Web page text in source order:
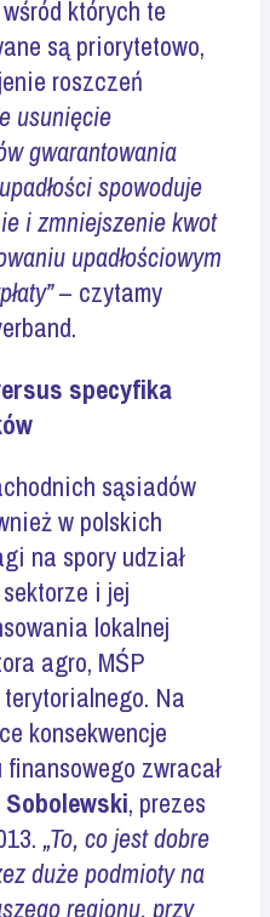
których te
są priorytetowo,
roszczeń
usunięcie
gwarantowania
spowoduje
i zmniejszenie kwot
upadłościowym
– czytamy
specyfika
sąsiadów
w polskich
na spory udział
i jej
lokalnej
agro, MŚP
Na
konsekwencje
zwracał
, prezes
„To, co jest dobre
duże podmioty na
regionu, przy